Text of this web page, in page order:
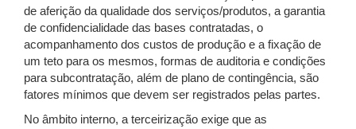
de aferição da qualidade dos serviços/produtos, a garantia
de confidencialidade das bases contratadas, o
acompanhamento dos custos de produção e a fixação de
um teto para os mesmos, formas de auditoria e condições
para subcontratação, além de plano de contingência, são
fatores mínimos que devem ser registrados pelas partes.
No âmbito interno, a terceirização exige que as